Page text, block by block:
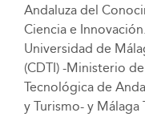
Andaluza del
Ciencia e
Universidad de
(CDTI) -Ministerio
Tecnológica de
y Turismo- y Málaga